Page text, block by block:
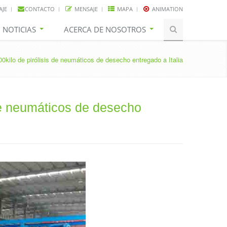
CONTACTO MENSAJE MAPA ANIMATION
NOTICIAS ACERCA DE NOSOTROS
de pirólisis de neumáticos de desecho entregado a Italia
de desecho